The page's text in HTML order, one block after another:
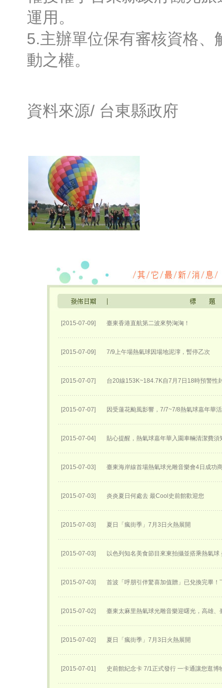
運用。
5.主辦單位保有審核資格、
動之權。
資料來源/ 台東縣政府
[2015-07-09] 臺東香港直航第二波來勢洶洶！
[2015-07-09] 7/9上午場熱氣球因場地泥濘，暫停乙次
[2015-07-07] 台20線153K~184.7K自7月7日18時預警性
[2015-07-07] 因受蓮花颱風影響，7/7~7/8熱氣球嘉年華
[2015-07-04] 貼心提醒，熱氣球嘉年華入園車輛清潔費須
[2015-07-03] 臺東海岸線首場熱氣球光雕音樂會4日成功
[2015-07-03] 炎炎夏日何處去 最Cool史前館歡迎您
[2015-07-03] 夏日「瘋街季」7月3日火熱展開
[2015-07-03] 以色列知名美食節目來東拍攝並搭乘熱氣球
[2015-07-03] 首波「呼朋引伴驚喜加值贈」已兌換完畢！
[2015-07-02] 臺東太麻里熱氣球光雕音樂迎曙光，高雄
[2015-07-02] 夏日「瘋街季」7月3日火熱展開
[2015-07-01] 史前館紀念卡 7/1正式發行 一卡通讓您逛博